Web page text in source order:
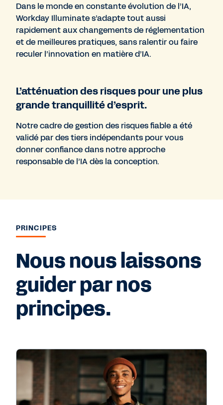
Dans le monde en constante évolution de l’IA,
Workday Illuminate s’adapte tout aussi
rapidement aux changements de réglementation
et de meilleures pratiques, sans ralentir ou faire
reculer l’innovation en matière d’IA.
L’atténuation des risques pour une plus
grande tranquillité d’esprit.
Notre cadre de gestion des risques fiable a été
validé par des tiers indépendants pour vous
donner confiance dans notre approche
responsable de l’IA dès la conception.
PRINCIPES
Nous nous laissons
guider par nos
principes.